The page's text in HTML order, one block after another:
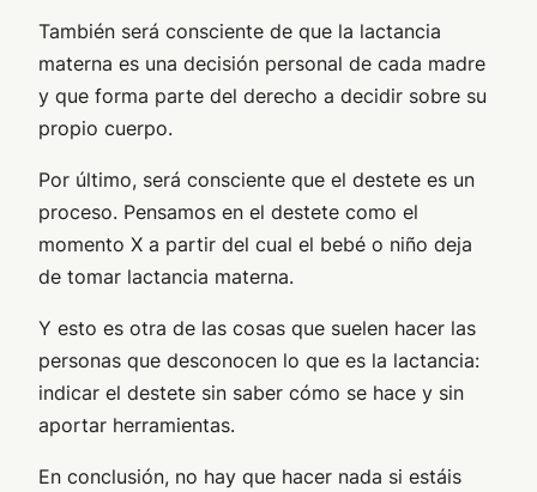
También será consciente de que la lactancia
materna es una decisión personal de cada madre
y que forma parte del derecho a decidir sobre su
propio cuerpo.
Por último, será consciente que el destete es un
proceso. Pensamos en el destete como el
momento X a partir del cual el bebé o niño deja
de tomar lactancia materna.
Y esto es otra de las cosas que suelen hacer las
personas que desconocen lo que es la lactancia:
indicar el destete sin saber cómo se hace y sin
aportar herramientas.
En conclusión, no hay que hacer nada si estáis